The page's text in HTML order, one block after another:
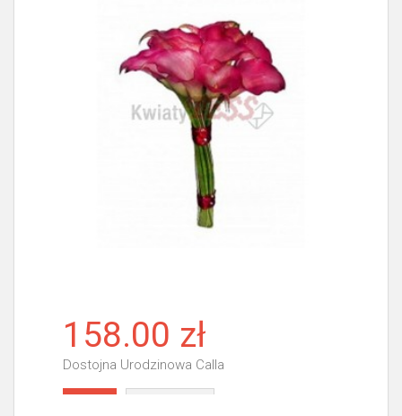
158.00 zł
Dostojna Urodzinowa Calla